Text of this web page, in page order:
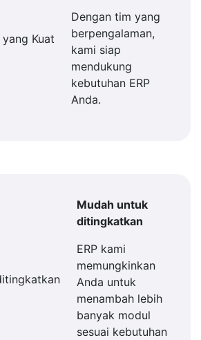
Dengan tim yang
berpengalaman,
kami siap
mendukung
kebutuhan ERP
Anda.
Mudah untuk
ditingkatkan
ERP kami
memungkinkan
Anda untuk
menambah lebih
banyak modul
sesuai kebutuhan